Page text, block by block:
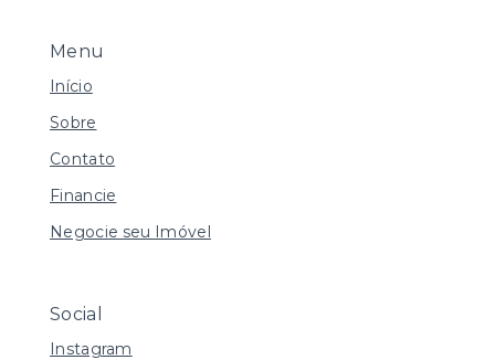
Menu
Início
Sobre
Contato
Financie
Negocie seu Imóvel
Social
Instagram